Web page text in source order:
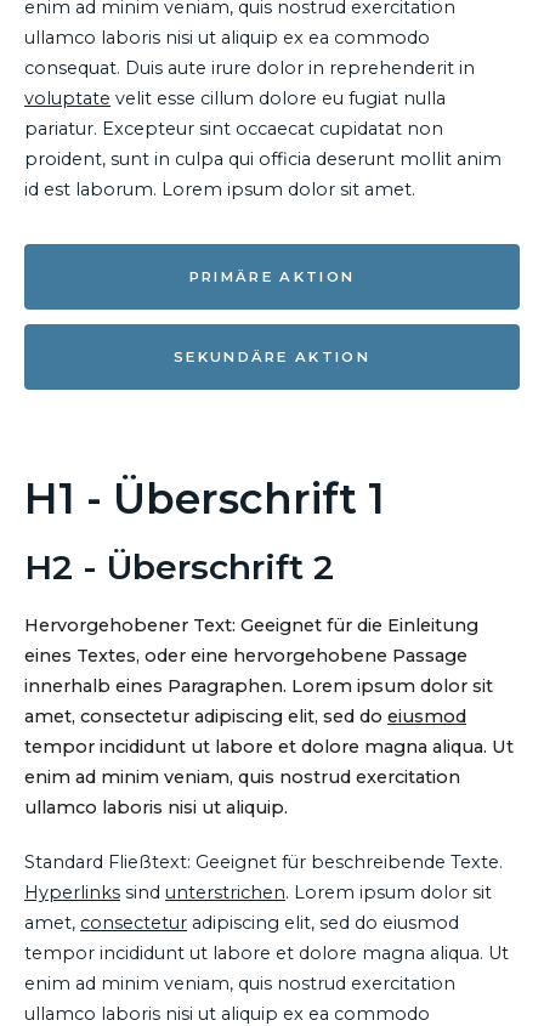
enim ad minim veniam, quis nostrud exercitation
ullamco laboris nisi ut aliquip ex ea commodo
consequat. Duis aute irure dolor in reprehenderit in
voluptate velit esse cillum dolore eu fugiat nulla
pariatur. Excepteur sint occaecat cupidatat non
proident, sunt in culpa qui officia deserunt mollit anim
id est laborum. Lorem ipsum dolor sit amet.
PRIMÄRE AKTION
SEKUNDÄRE AKTION
H1 - Überschrift 1
H2 - Überschrift 2
Hervorgehobener Text: Geeignet für die Einleitung
eines Textes, oder eine hervorgehobene Passage
innerhalb eines Paragraphen. Lorem ipsum dolor sit
amet, consectetur adipiscing elit, sed do eiusmod
tempor incididunt ut labore et dolore magna aliqua. Ut
enim ad minim veniam, quis nostrud exercitation
ullamco laboris nisi ut aliquip.
Standard Fließtext: Geeignet für beschreibende Texte.
Hyperlinks sind unterstrichen. Lorem ipsum dolor sit
amet, consectetur adipiscing elit, sed do eiusmod
tempor incididunt ut labore et dolore magna aliqua. Ut
enim ad minim veniam, quis nostrud exercitation
ullamco laboris nisi ut aliquip ex ea commodo